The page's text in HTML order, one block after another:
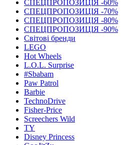
СПЕЦПРОПОЗИЦІЯ -60%
СПЕЦПРОПОЗИЦІЯ -70%
СПЕЦПРОПОЗИЦІЯ -80%
СПЕЦПРОПОЗИЦІЯ -90%
Світові бренди
LEGO
Hot Wheels
L.O.L. Surprise
#Sbabam
Paw Patrol
Barbie
TechnoDrive
Fisher-Price
Screechers Wild
TY
Disney Princess